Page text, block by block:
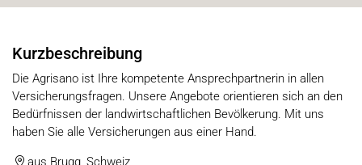
Kurzbeschreibung
Die Agrisano ist Ihre kompetente Ansprechpartnerin in allen
Versicherungsfragen. Unsere Angebote orientieren sich an den
Bedürfnissen der landwirtschaftlichen Bevölkerung. Mit uns
haben Sie alle Versicherungen aus einer Hand.
aus Brugg, Schweiz